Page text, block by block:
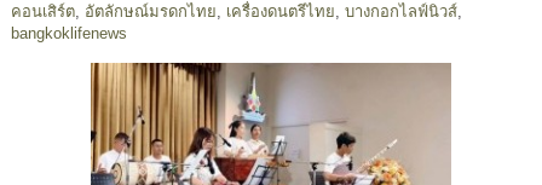
คอนเสิร์ต, อัตลักษณ์มรดกไทย เครื่องดนตรีไทย บางกอกไลฟ์นิวส์,
bangkoklifenews